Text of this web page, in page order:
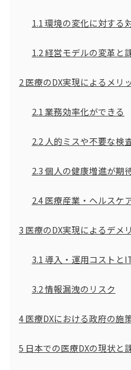
1.1 環境の変化に対する
1.2経営モデルの変革と
2 医療のDX実現によるメリ
2.1 業務効率化ができる
2.2 人的ミスや不要な検
2.3個人の健康増進が期
2.4医療産業・ヘルスケ
3 医療のDX実現によるデメ
3.1 導入・運用コストと
3.2情報漏洩のリスク
4医療DXにおける政府の施
5 日本での医療DXの現状と